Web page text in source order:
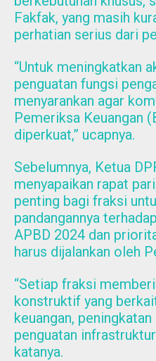
Fakfak, yang masih
perhatian serius dari
“Untuk meningkatkan
penguatan fungsi
menyarankan agar
Pemeriksa Keuangan
diperkuat,” ucapnya.
Sebelumnya, Ketua
menyapaikan rapat
penting bagi fraksi
pandangannya
APBD 2024 dan
harus dijalankan oleh
“Setiap fraksi
konstruktif yang
keuangan,
penguatan
katanya.